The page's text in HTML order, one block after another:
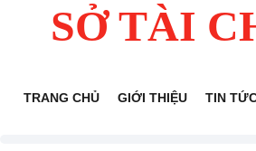
SỞ TÀI
TRANG CHỦ GIỚI THIỆU TIN